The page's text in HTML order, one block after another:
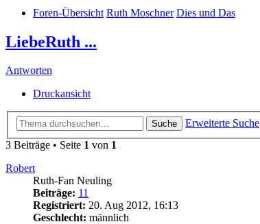
Foren-Übersicht Ruth Moschner Dies und Das
LiebeRuth ...
Antworten
Druckansicht
Suche
Erweiterte Suche
3 Beiträge • Seite 1 von 1
Robert
Ruth-Fan Neuling
Beiträge: 11
Registriert: 20. Aug 2012, 16:13
Geschlecht: männlich